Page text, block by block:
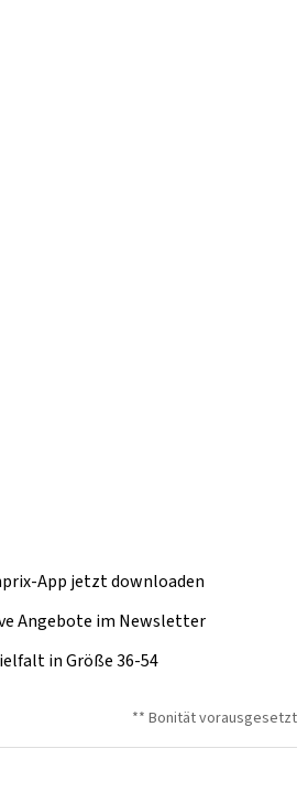
App jetzt downloaden
Angebote im Newsletter
in Größe 36-54
** Bonität vorausgesetzt